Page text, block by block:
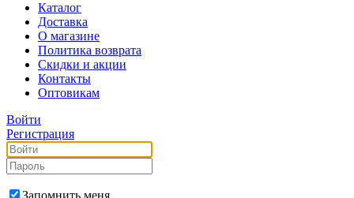
Каталог
Доставка
О магазине
Политика возврата
Скидки и акции
Контакты
Оптовикам
Войти
Регистрация
Запомнить меня